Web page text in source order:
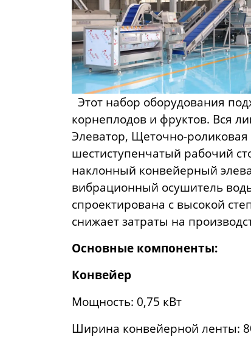
Этот набор оборудования
корнеплодов и фруктов. Вся
Элеватор, Щеточно-
шестиступенчатый рабочий
наклонный конвейерный
вибрационный осушитель
спроектирована с высокой
снижает затраты на
Основные компоненты:
Конвейер
Мощность: 0,75 кВт
Ширина конвейерной ленты: